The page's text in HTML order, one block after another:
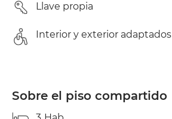
Llave propia
Interior y exterior adaptados
Sobre el piso compartido